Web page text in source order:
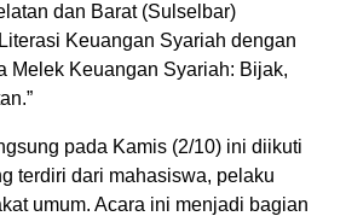
dan Barat (Sulselbar)
Keuangan Syariah dengan
Melek Keuangan Syariah: Bijak,
pada Kamis (2/10) ini diikuti
terdiri dari mahasiswa, pelaku
umum. Acara ini menjadi bagian